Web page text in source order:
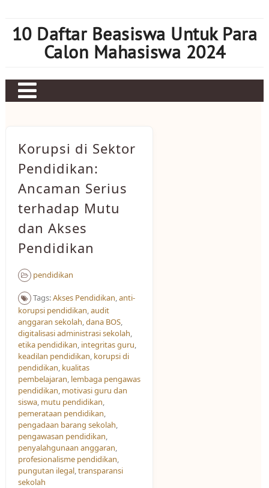
content
10 Daftar Beasiswa Untuk Para
Calon Mahasiswa 2024
Judi bola
Mahjong Ways 2
Slot Kamboja
Slot Thailand
Korupsi di Sektor
Pendidikan:
Ancaman Serius
terhadap Mutu
dan Akses
Pendidikan
pendidikan
Tags:Akses Pendidikan​,anti-
korupsi pendidikan,audit
anggaran sekolah,dana BOS,
digitalisasi administrasi sekolah,
etika pendidikan, integritas guru,
keadilan pendidikan, korupsi di
pendidikan, kualitas
pembelajaran, lembaga pengawas
pendidikan, motivasi guru dan
siswa, mutu pendidikan,
pemerataan pendidikan,
pengadaan barang sekolah,
pengawasan pendidikan,
penyalahgunaan anggaran,
profesionalisme pendidikan,
pungutan ilegal,transparansi
sekolah